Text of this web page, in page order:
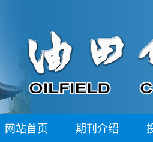
网站首页 期刊介绍